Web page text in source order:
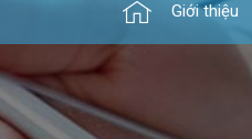
Giới thiệu